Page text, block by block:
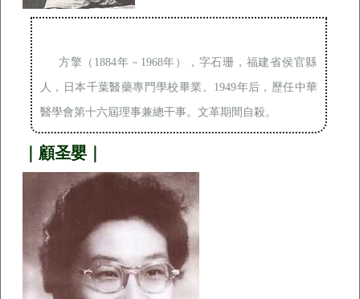
方擎（1884年－1968年），字石珊，福建省侯官縣
人，日本千葉醫藥專門學校畢業。1949年后，歷任中華
醫學會第十六屆理事兼總干事。文革期間自殺。
｜顧圣嬰｜